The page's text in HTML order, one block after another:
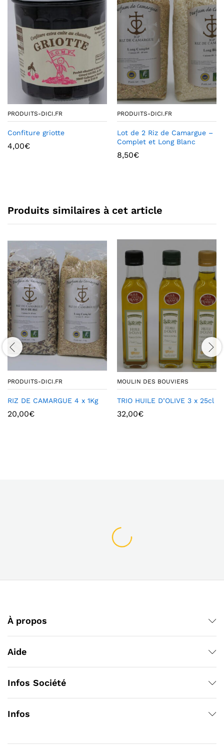
PRODUITS-DICI.FR
Confiture griotte
4,00€
PRODUITS-DICI.FR
Lot de 2 Riz de Camargue –
Complet et Long Blanc
8,50€
Produits similaires à cet article
PRODUITS-DICI.FR
RIZ DE CAMARGUE 4 x 1Kg
20,00€
MOULIN DES BOUVIERS
TRIO HUILE D’OLIVE 3 x 25cl
32,00€
À propos
Aide
Infos Société
Infos